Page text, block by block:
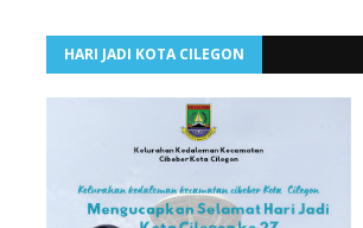
HARI JADI KOTA CILEGON